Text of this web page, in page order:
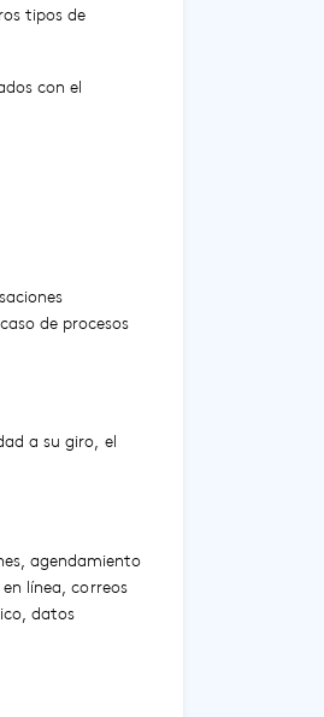
tipos de
con el
de procesos
a su giro, el
agendamiento
línea, correos
datos